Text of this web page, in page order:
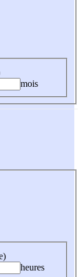
mois
heures